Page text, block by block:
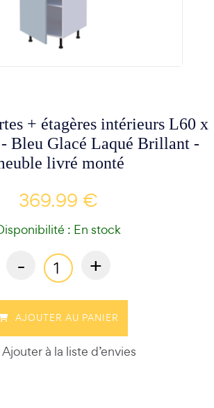
+ étagères intérieurs L60 x
Bleu Glacé Laqué Brillant -
livré monté
369.99 €
: En stock
- +
AJOUTER AU PANIER
Ajouter à la liste d’envies